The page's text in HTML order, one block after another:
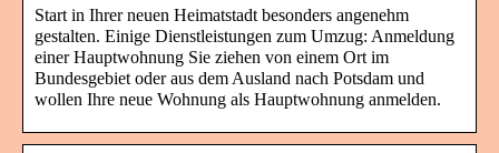
Start in Ihrer neuen Heimatstadt besonders angenehm
gestalten. Einige Dienstleistungen zum Umzug: Anmeldung
einer Hauptwohnung Sie ziehen von einem Ort im
Bundesgebiet oder aus dem Ausland nach Potsdam und
wollen Ihre neue Wohnung als Hauptwohnung anmelden.